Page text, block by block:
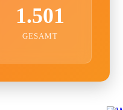
1.501
GESAMT